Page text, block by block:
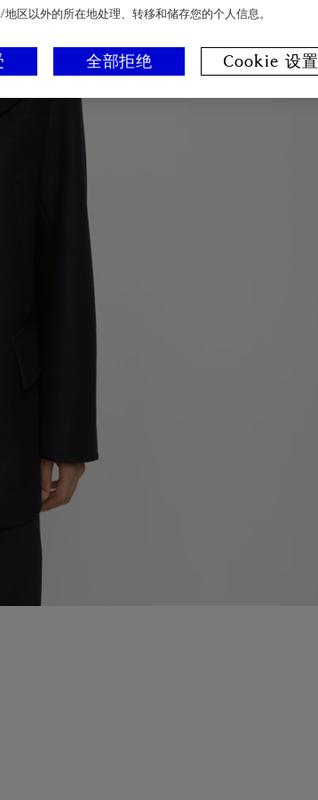
区以外的所在地处理、转移和储存您的个人信息。
全部拒绝 Cookie 设置